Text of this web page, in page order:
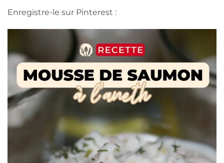
Enregistre-le sur Pinterest :